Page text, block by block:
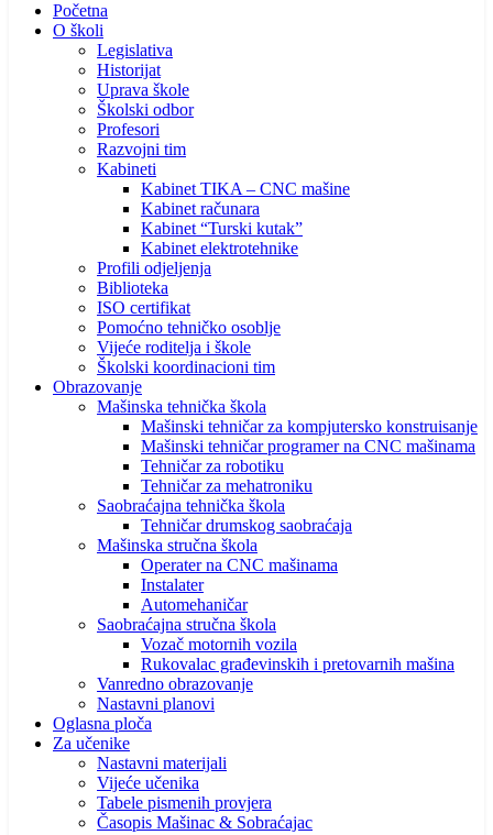
Početna
O školi
Legislativa
Historijat
Uprava škole
Školski odbor
Profesori
Razvojni tim
Kabineti
Kabinet TIKA – CNC mašine
Kabinet računara
Kabinet “Turski kutak”
Kabinet elektrotehnike
Profili odjeljenja
Biblioteka
ISO certifikat
Pomoćno tehničko osoblje
Vijeće roditelja i škole
Školski koordinacioni tim
Obrazovanje
Mašinska tehnička škola
Mašinski tehničar za kompjutersko konstruisanje
Mašinski tehničar programer na CNC mašinama
Tehničar za robotiku
Tehničar za mehatroniku
Saobraćajna tehnička škola
Tehničar drumskog saobraćaja
Mašinska stručna škola
Operater na CNC mašinama
Instalater
Automehaničar
Saobraćajna stručna škola
Vozač motornih vozila
Rukovalac građevinskih i pretovarnih mašina
Vanredno obrazovanje
Nastavni planovi
Oglasna ploča
Za učenike
Nastavni materijali
Vijeće učenika
Tabele pismenih provjera
Časopis Mašinac & Sobraćajac